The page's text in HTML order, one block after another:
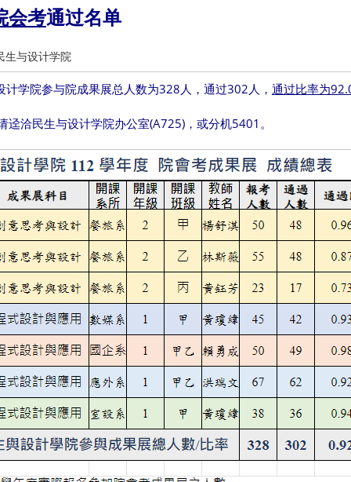
会考通过名单
生与设计学院
学院参与院成果展总人数为328人，通过302人， 通过比率为
迳洽民生与设计学院办公室(A725)，或分机5401。